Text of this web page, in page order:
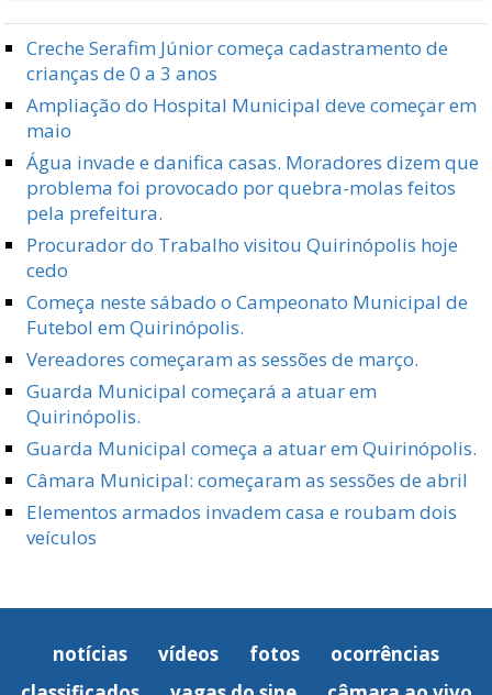
Creche Serafim Júnior começa cadastramento de
crianças de 0 a 3 anos
Ampliação do Hospital Municipal deve começar em
maio
Água invade e danifica casas. Moradores dizem que
problema foi provocado por quebra-molas feitos
pela prefeitura.
Procurador do Trabalho visitou Quirinópolis hoje
cedo
Começa neste sábado o Campeonato Municipal de
Futebol em Quirinópolis.
Vereadores começaram as sessões de março.
Guarda Municipal começará a atuar em
Quirinópolis.
Guarda Municipal começa a atuar em Quirinópolis.
Câmara Municipal: começaram as sessões de abril
Elementos armados invadem casa e roubam dois
veículos
notícias vídeos fotos
ocorrências